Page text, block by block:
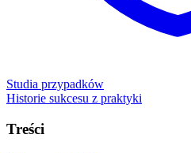
Studia przypadków
Historie sukcesu z praktyki
Treści